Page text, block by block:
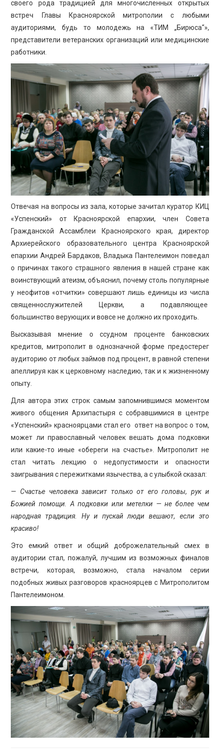
своего рода традицией для многочисленных открытых
встреч Главы Красноярской митрополии с любыми
аудиториями, будь то молодежь на «ТИМ „Бирюса“»,
представители ветеранских организаций или медицинские
работники.
Отвечая на вопросы из зала, которые зачитал куратор КИЦ
«Успенский» от Красноярской епархии, член Совета
Гражданской Ассамблеи Красноярского края, директор
Архиерейского образовательного центра Красноярской
епархии Андрей Бардаков, Владыка Пантелеимон поведал
о причинах такого страшного явления в нашей стране как
воинствующий атеизм, объяснил, почему столь популярные
у неофитов «отчитки» совершают лишь единицы из числа
священнослужителей Церкви, а подавляющее
большинство верующих и вовсе не должно их проходить.
Высказывая мнение о ссудном проценте банковских
кредитов, митрополит в однозначной форме предостерег
аудиторию от любых займов под процент, в равной степени
апеллируя как к церковному наследию, так и к жизненному
опыту.
Для автора этих строк самым запомнившимся моментом
живого общения Архипастыря с собравшимися в центре
«Успенский» красноярцами стал его ответ на вопрос о том,
может ли православный человек вешать дома подковки
или какие-то иные «обереги на счастье». Митрополит не
стал читать лекцию о недопустимости и опасности
заигрывания с пережитками язычества, а с улыбкой сказал:
— Счастье человека зависит только от его головы, рук и
Божией помощи. А подковки или метелки — не более чем
народная традиция. Ну и пускай люди вешают, если это
красиво!
Это емкий ответ и общий доброжелательный смех в
аудитории стал, пожалуй, лучшим из возможных финалов
встречи, которая, возможно, стала началом серии
подобных живых разговоров красноярцев с Митрополитом
Пантелеимоном.